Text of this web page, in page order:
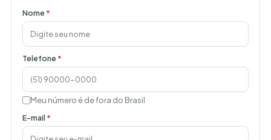
Nome*
Telefone*
Meu número é de fora do Brasil
E-mail*